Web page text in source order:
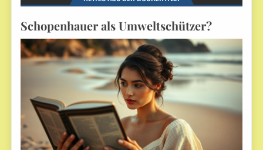
Schopenhauer als Umweltschützer?